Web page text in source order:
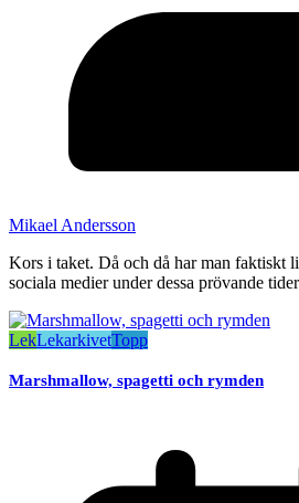
Mikael Andersson
Kors i taket. Då och då har man faktiskt
sociala medier under dessa prövande
LekLekarkivetTopp
Marshmallow, spagetti och rymden